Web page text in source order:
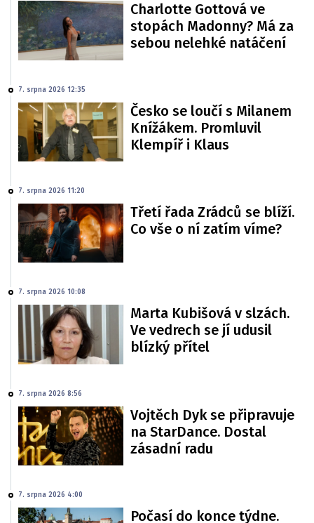
Charlotte Gottová ve
stopách Madonny? Má za
sebou nelehké natáčení
7. srpna 2026 12:35
Česko se loučí s Milanem
Knížákem. Promluvil
Klempíř i Klaus
7. srpna 2026 11:20
Třetí řada Zrádců se blíží.
Co vše o ní zatím víme?
7. srpna 2026 10:08
Marta Kubišová v slzách.
Ve vedrech se jí udusil
blízký přítel
7. srpna 2026 8:56
Vojtěch Dyk se připravuje
na StarDance. Dostal
zásadní radu
7. srpna 2026 4:00
Počasí do konce týdne.